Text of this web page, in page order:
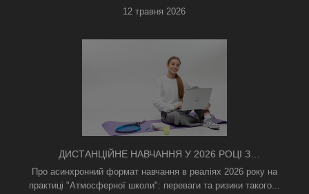
12 травня 2026
ДИСТАНЦІЙНЕ НАВЧАННЯ У 2026 РОЦІ З
ТРИВОГАМИ ТА БЕЗ СВІТЛА: ЯК АСИНХРОННИЙ
ФОРМАТ РЯТУЄ ОСВІТНІЙ ПРОЦЕС
Про асинхронний формат навчання в реаліях 2026 року на
практиці "Атмосферної школи": переваги та ризики такого...